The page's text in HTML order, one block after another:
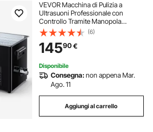
VEVOR Macchina di Pulizia a
Ultrasuoni Professionale con
Controllo Tramite Manopola
Rotante, Capacita di 10 L con
Cestello e Sfera di Pulizia, Pulitore a
Ultrasuoni per Orologi, Rasoi,
Gioielli
(6)
14590€
Disponibile
Consegna:non appena Mar.
Ago. 11
Aggiungi al carrello